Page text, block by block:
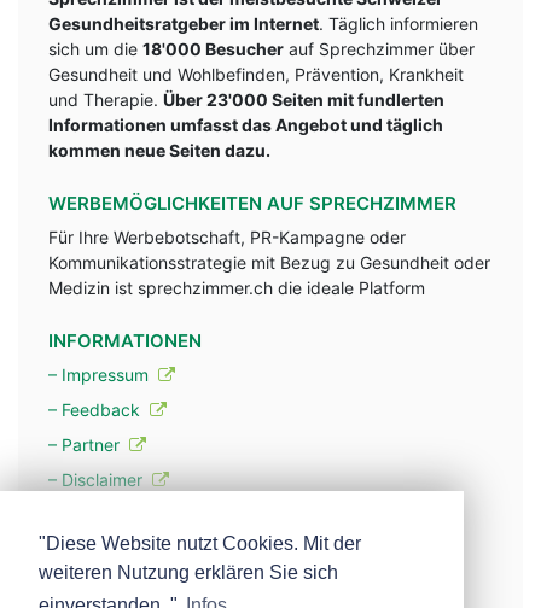
Gesundheitsratgeber im Internet. Täglich informieren
sich um die 18'000 Besucher auf Sprechzimmer über
Gesundheit und Wohlbefinden, Prävention, Krankheit
und Therapie. Über 23'000 Seiten mit fundlerten
Informationen umfasst das Angebot und täglich
kommen neue Seiten dazu.
WERBEMÖGLICHKEITEN AUF SPRECHZIMMER
Für Ihre Werbebotschaft, PR-Kampagne oder
Kommunikationsstrategie mit Bezug zu Gesundheit oder
Medizin ist sprechzimmer.ch die ideale Platform
INFORMATIONEN
– Impressum
– Feedback
– Partner
– Disclaimer
– Werbung
"Diese Website nutzt Cookies. Mit der
weiteren Nutzung erklären Sie sich